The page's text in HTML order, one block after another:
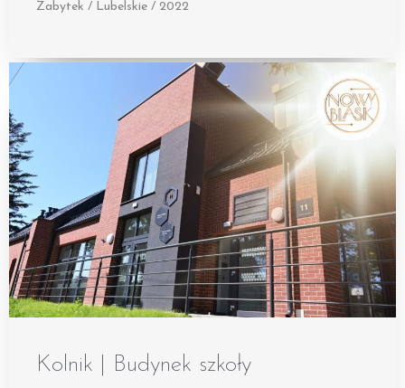
Zabytek / Lubelskie / 2022
Kolnik | Budynek szkoły